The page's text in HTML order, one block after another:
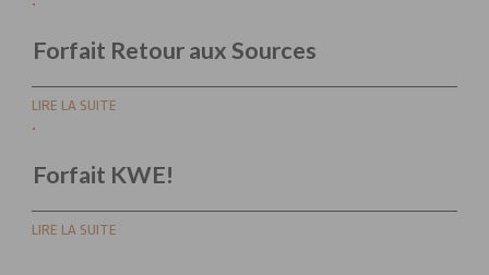
Forfait Retour aux Sources
LIRE LA SUITE
Forfait KWE!
LIRE LA SUITE